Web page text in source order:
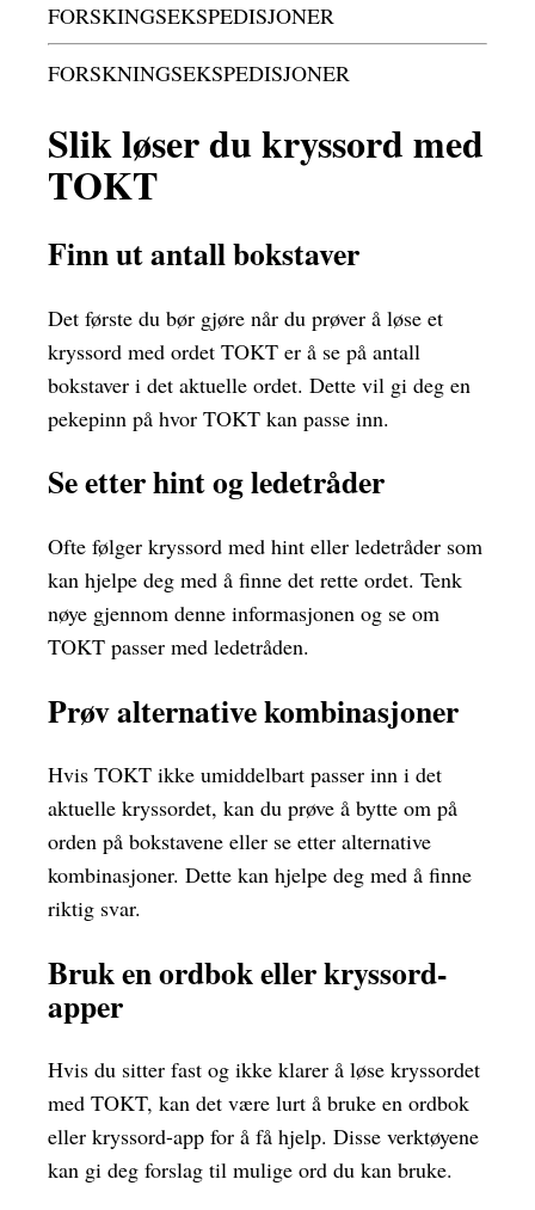
FORSKINGSEKSPEDISJONER
FORSKNINGSEKSPEDISJONER
Slik løser du kryssord med
TOKT
Finn ut antall bokstaver
Det første du bør gjøre når du prøver å løse et
kryssord med ordet TOKT er å se på antall
bokstaver i det aktuelle ordet. Dette vil gi deg en
pekepinn på hvor TOKT kan passe inn.
Se etter hint og ledetråder
Ofte følger kryssord med hint eller ledetråder som
kan hjelpe deg med å finne det rette ordet. Tenk
nøye gjennom denne informasjonen og se om
TOKT passer med ledetråden.
Prøv alternative kombinasjoner
Hvis TOKT ikke umiddelbart passer inn i det
aktuelle kryssordet, kan du prøve å bytte om på
orden på bokstavene eller se etter alternative
kombinasjoner. Dette kan hjelpe deg med å finne
riktig svar.
Bruk en ordbok eller kryssord-
apper
Hvis du sitter fast og ikke klarer å løse kryssordet
med TOKT, kan det være lurt å bruke en ordbok
eller kryssord-app for å få hjelp. Disse verktøyene
kan gi deg forslag til mulige ord du kan bruke.